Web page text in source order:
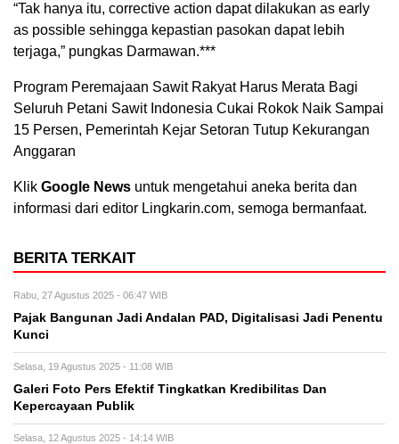
“Tak hanya itu, corrective action dapat dilakukan as early
as possible sehingga kepastian pasokan dapat lebih
terjaga,” pungkas Darmawan.***
Program Peremajaan Sawit Rakyat Harus Merata Bagi
Seluruh Petani Sawit Indonesia Cukai Rokok Naik Sampai
15 Persen, Pemerintah Kejar Setoran Tutup Kekurangan
Anggaran
Klik Google News untuk mengetahui aneka berita dan
informasi dari editor Lingkarin.com, semoga bermanfaat.
BERITA TERKAIT
Rabu, 27 Agustus 2025 - 06:47 WIB
Pajak Bangunan Jadi Andalan PAD, Digitalisasi Jadi Penentu
Kunci
Selasa, 19 Agustus 2025 - 11:08 WIB
Galeri Foto Pers Efektif Tingkatkan Kredibilitas Dan
Kepercayaan Publik
Selasa, 12 Agustus 2025 - 14:14 WIB